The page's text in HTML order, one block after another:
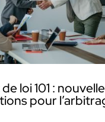
loi 101 :
pour